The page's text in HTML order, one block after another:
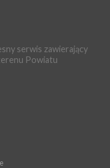
Przyrodnicze
serwis zawierający
Powiatu